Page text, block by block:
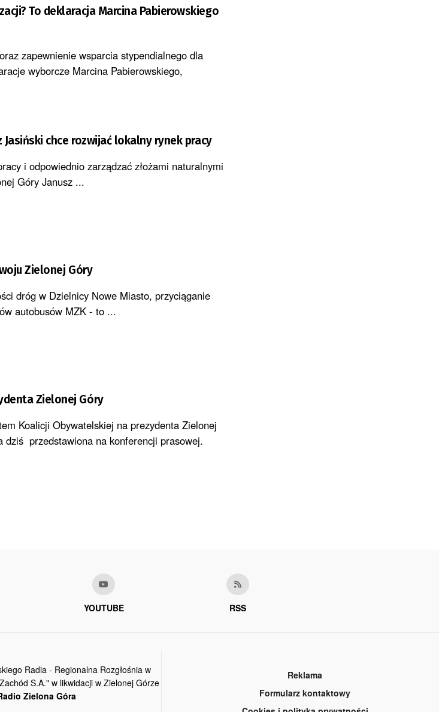
To deklaracja Marcina Pabierowskiego
zapewnienie wsparcia stypendialnego dla
wyborcze Marcina Pabierowskiego,
Jasiński chce rozwijać lokalny rynek pracy
i odpowiednio zarządzać złożami naturalnymi
Góry Janusz ...
Zielonej Góry
dróg w Dzielnicy Nowe Miasto, przyciąganie
autobusów MZK - to ...
Zielonej Góry
Koalicji Obywatelskiej na prezydenta Zielonej
dziś przedstawiona na konferencji prasowej.
YOUTUBE RSS
Radia - Regionalna Rozgłośnia w
S.A." w likwidacji w Zielonej Górze
Zielona Góra
Reklama
Formularz kontaktowy